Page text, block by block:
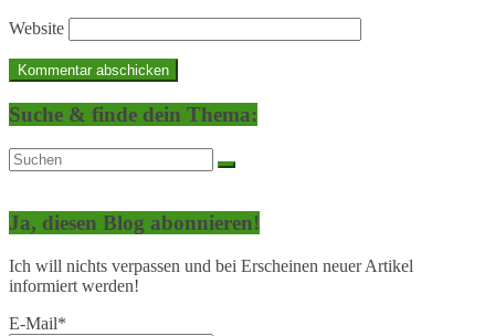
Website
Suche & finde dein Thema:
Ja, diesen Blog abonnieren!
Ich will nichts verpassen und bei Erscheinen neuer Artikel
informiert werden!
E-Mail*